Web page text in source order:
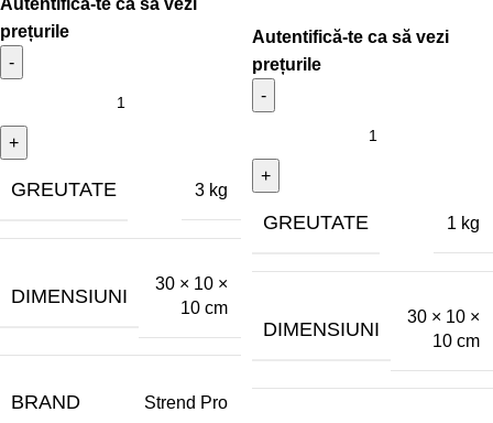
GREUTATE 3 kg
DIMENSIUNI
30 × 10 ×
10 cm
BRAND Strend Pro
GREUTATE 1 kg
DIMENSIUNI
30 × 10 ×
10 cm